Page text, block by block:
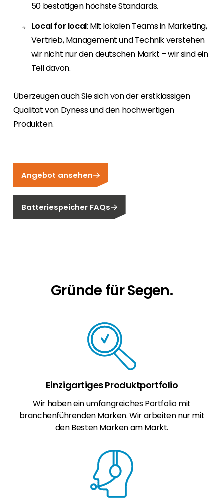
50 bestätigen höchste Standards.
Local for local: Mit lokalen Teams in Marketing,
Vertrieb, Management und Technik verstehen
wir nicht nur den deutschen Markt – wir sind ein
Teil davon.
Überzeugen auch Sie sich von der erstklassigen
Qualität von Dyness und den hochwertigen
Produkten.
Angebot ansehen
Batteriespeicher FAQs
Gründe für Segen.
Einzigartiges Produktportfolio
Wir haben ein umfangreiches Portfolio mit
branchenführenden Marken. Wir arbeiten nur mit
den Besten Marken am Markt.